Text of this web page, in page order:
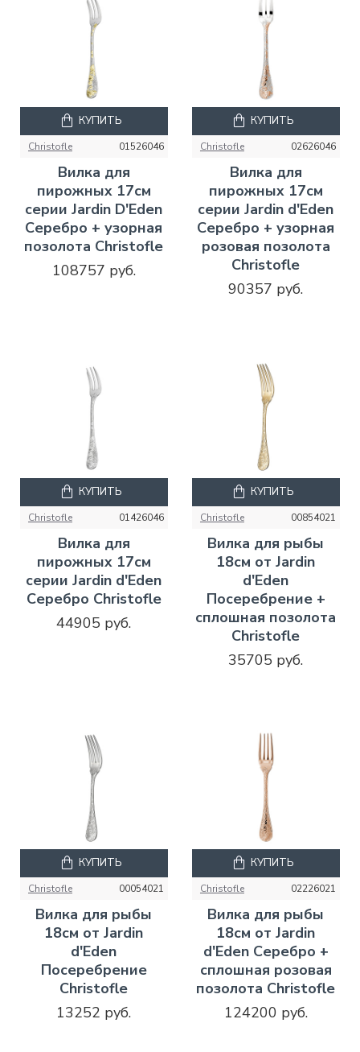
Christofle 01526046
Вилка для
пирожных 17см
серии Jardin D'Eden
Серебро + узорная
позолота Christofle
108757 руб.
КУПИТЬ
Christofle 02626046
Вилка для
пирожных 17см
серии Jardin d'Eden
Серебро + узорная
розовая позолота
Christofle
90357 руб.
КУПИТЬ
Christofle 01426046
Вилка для
пирожных 17см
серии Jardin d'Eden
Серебро Christofle
44905 руб.
КУПИТЬ
Christofle 00854021
Вилка для рыбы
18см от Jardin
d'Eden
Посеребрение +
сплошная позолота
Christofle
35705 руб.
КУПИТЬ
Christofle 00054021
Вилка для рыбы
18см от Jardin
d'Eden
Посеребрение
Christofle
13252 руб.
КУПИТЬ
Christofle 02226021
Вилка для рыбы
18см от Jardin
d'Eden Серебро +
сплошная розовая
позолота Christofle
124200 руб.
КУПИТЬ